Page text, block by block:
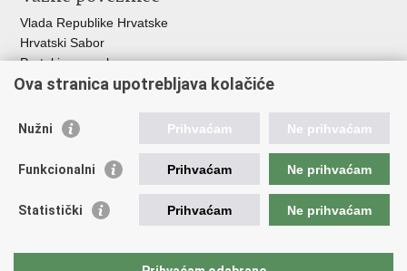
Vlada Republike Hrvatske
Hrvatski Sabor
Portal javne nabave
Centralizirani sustav za zapošljavanje
Institucije i Javne ustanove u nadležnosti
Ministarstva
Fond za zaštitu okoliša i energetsku učinkovitost
Državni hidrometeorološki zavod
Parkovi Hrvatske
Ova stranica upotrebljava kolačiće
Nužni Prihvaćam Ne prihvaćam
Funkcionalni Prihvaćam Ne prihvaćam
Statistički Prihvaćam Ne prihvaćam